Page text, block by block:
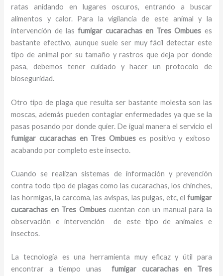
ratas anidando en lugares oscuros, entrando a buscar
alimentos y calor. Para la vigilancia de este animal y la
intervención de las fumigar cucarachas en Tres Ombues es
bastante efectivo, aunque suele ser muy fácil detectar este
tipo de animal por su tamaño y rastros que deja por donde
pasa, debemos tener cuidado y hacer un protocolo de
bioseguridad.
Otro tipo de plaga que resulta ser bastante molesta son las
moscas, además pueden contagiar enfermedades ya que se la
pasas posando por donde quier. De igual manera el servicio el
fumigar cucarachas en Tres Ombueses positivo y exitoso
acabando por completo este insecto.
Cuando se realizan sistemas de información y prevención
contra todo tipo de plagas como las cucarachas, los chinches,
las hormigas, la carcoma, las avispas, las pulgas, etc, el fumigar
cucarachas en Tres Ombuescuentan con un manual para la
observación e intervención de este tipo de animales e
insectos.
La tecnología es una herramienta muy eficaz y útil para
encontrar a tiempo unasfumigar cucarachas en Tres